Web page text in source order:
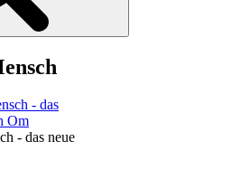
- das neue